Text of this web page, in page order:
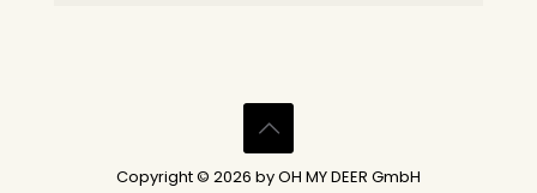
Copyright © 2026 by OH MY DEER GmbH